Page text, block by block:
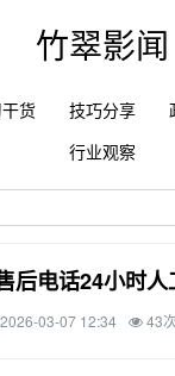
竹翠影闻
货 技巧分享
行业观察
后电话24小时
03-07 12:34 43